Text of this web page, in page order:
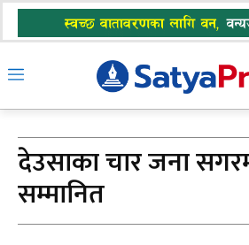
देउसाका चार जना
सम्मानित